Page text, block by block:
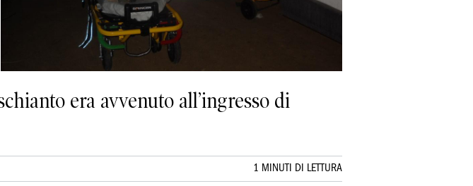
era avvenuto all’ingresso di
1 MINUTI DI LETTURA